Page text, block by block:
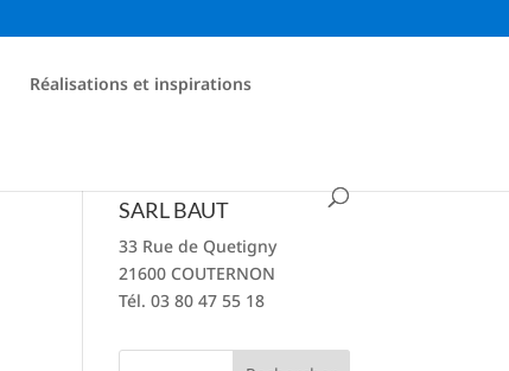
Réalisations et inspirations
SARL BAUT
33 Rue de Quetigny
21600 COUTERNON
Tél. 03 80 47 55 18